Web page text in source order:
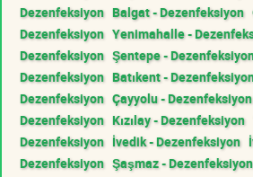
Dezenfeksiyon Balgat - Dezenfeksiyon
Dezenfeksiyon Yenimahalle -
Dezenfeksiyon Şentepe -
Dezenfeksiyon Batıkent -
Dezenfeksiyon Çayyolu - Dezenfeksiyon
Dezenfeksiyon Kızılay - Dezenfeksiyon
Dezenfeksiyon İvedik - Dezenfeksiyon
Dezenfeksiyon Şaşmaz - Dezenfeksiyon